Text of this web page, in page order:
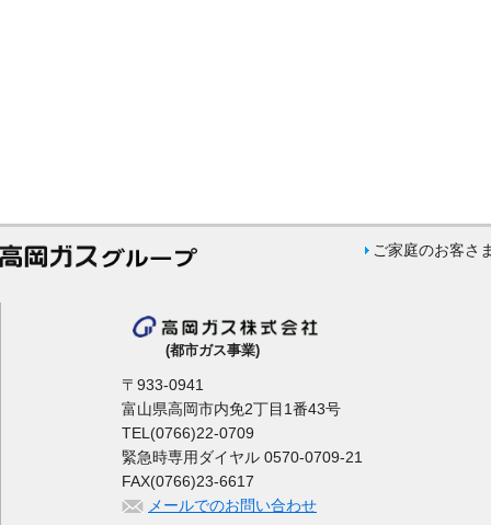
ご家庭のお客さ
(都市ガス事業)
〒933-0941
富山県高岡市内免2丁目1番43号
TEL(0766)22-0709
緊急時専用ダイヤル 0570-0709-21
FAX(0766)23-6617
メールでのお問い合わせ